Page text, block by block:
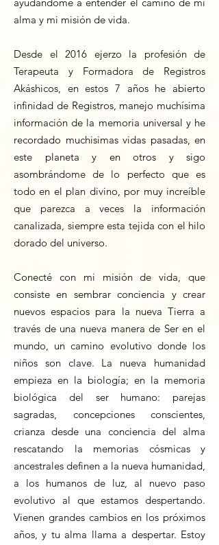
alma y mi misión de vida.
Desde el 2016 ejerzo la profesión de
Terapeuta y Formadora de Registros
Akáshicos, en estos 7 años he abierto
infinidad de Registros, manejo muchísima
información de la memoria universal y he
recordado muchisimas vidas pasadas, en
este planeta y en otros y sigo
asombrándome de lo perfecto que es
todo en el plan divino, por muy increíble
que parezca a veces la información
canalizada, siempre esta tejida con el hilo
dorado del universo.
Conecté con mi misión de vida, que
consiste en sembrar conciencia y crear
nuevos espacios para la nueva Tierra a
través de una nueva manera de Ser en el
mundo, un camino evolutivo donde los
niños son clave. La nueva humanidad
empieza en la biología; en la memoria
biológica del ser humano: parejas
sagradas, concepciones conscientes,
crianza desde una conciencia del alma
rescatando la memorias cósmicas y
ancestrales definen a la nueva humanidad,
a los humanos de luz, al nuevo paso
evolutivo al que estamos despertando.
Vienen grandes cambios en los próximos
años, y tu alma llama a despertar. Estoy